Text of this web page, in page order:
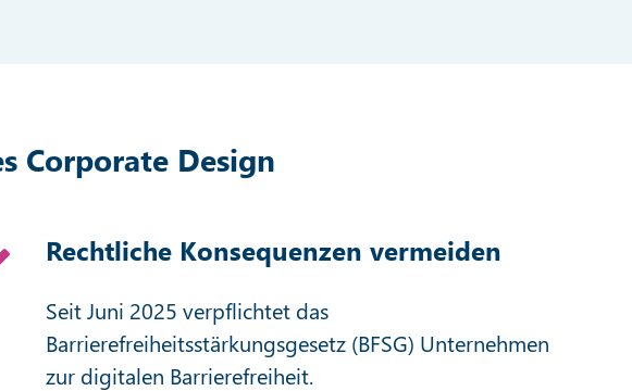
Corporate Design
Rechtliche Konsequenzen vermeiden
Seit Juni 2025 verpflichtet das
Barrierefreiheitsstärkungsgesetz (BFSG) Unternehmen
zur digitalen Barrierefreiheit.